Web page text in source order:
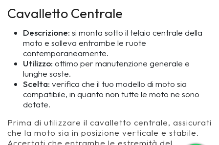
Cavalletto Centrale
Descrizione: si monta sotto il telaio centrale della
moto e solleva entrambe le ruote
contemporaneamente.
Utilizzo: ottimo per manutenzione generale e
lunghe soste.
Scelta: verifica che il tuo modello di moto sia
compatibile, in quanto non tutte le moto ne sono
dotate.
Prima di utilizzare il cavalletto centrale, assicurati
che la moto sia in posizione verticale e stabile.
Accertati che entrambe le estremità del